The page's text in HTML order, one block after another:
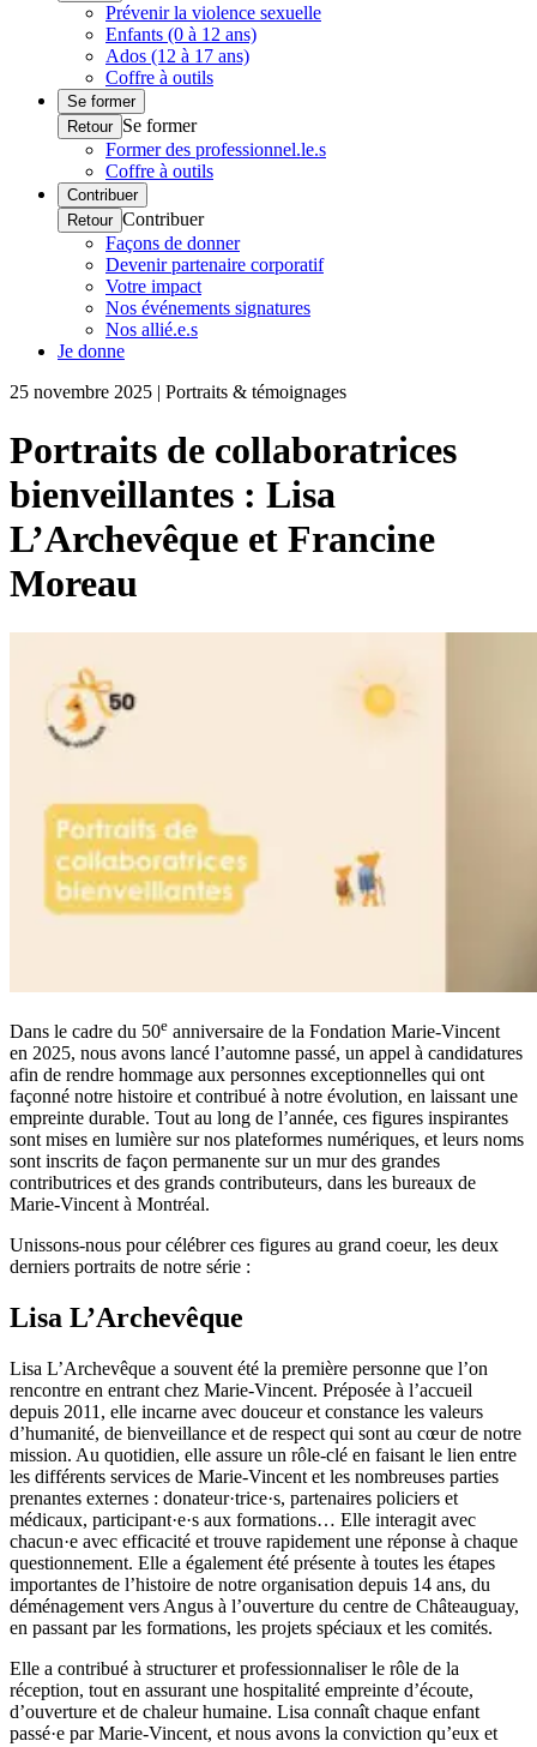
Prévenir la violence sexuelle
Enfants (0 à 12 ans)
Ados (12 à 17 ans)
Coffre à outils
Se former
Retour Se former
Former des professionnel.le.s
Coffre à outils
Contribuer
Retour Contribuer
Façons de donner
Devenir partenaire corporatif
Votre impact
Nos événements signatures
Nos allié.e.s
Je donne
25 novembre 2025 | Portraits & témoignages
Portraits de collaboratrices
bienveillantes : Lisa
L’Archevêque et Francine
Moreau
Dans le cadre du 50e anniversaire de la Fondation Marie-Vincent
en 2025, nous avons lancé l’automne passé, un appel à candidatures
afin de rendre hommage aux personnes exceptionnelles qui ont
façonné notre histoire et contribué à notre évolution, en laissant une
empreinte durable. Tout au long de l’année, ces figures inspirantes
sont mises en lumière sur nos plateformes numériques, et leurs noms
sont inscrits de façon permanente sur un mur des grandes
contributrices et des grands contributeurs, dans les bureaux de
Marie-Vincent à Montréal.
Unissons-nous pour célébrer ces figures au grand coeur, les deux
derniers portraits de notre série :
Lisa L’Archevêque
Lisa L’Archevêque a souvent été la première personne que l’on
rencontre en entrant chez Marie-Vincent. Préposée à l’accueil
depuis 2011, elle incarne avec douceur et constance les valeurs
d’humanité, de bienveillance et de respect qui sont au cœur de notre
mission. Au quotidien, elle assure un rôle-clé en faisant le lien entre
les différents services de Marie-Vincent et les nombreuses parties
prenantes externes : donateur·trice·s, partenaires policiers et
médicaux, participant·e·s aux formations… Elle interagit avec
chacun·e avec efficacité et trouve rapidement une réponse à chaque
questionnement. Elle a également été présente à toutes les étapes
importantes de l’histoire de notre organisation depuis 14 ans, du
déménagement vers Angus à l’ouverture du centre de Châteauguay,
en passant par les formations, les projets spéciaux et les comités.
Elle a contribué à structurer et professionnaliser le rôle de la
réception, tout en assurant une hospitalité empreinte d’écoute,
d’ouverture et de chaleur humaine. Lisa connaît chaque enfant
passé·e par Marie-Vincent, et nous avons la conviction qu’eux et